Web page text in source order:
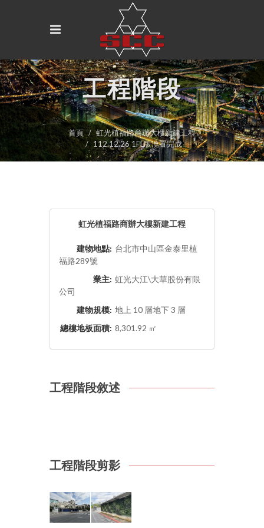
工程階段
首頁
虹光植福路商辦大樓新建工程
112.12.26 1FL版澆置完成
虹光植福路商辦大樓新建工程
建物地點: 台北市中山區金泰里植
福路289號
業主: 虹光大江\大華股份有限
公司
建物規模: 地上 10 層地下 3 層
總樓地板面積: 8,301.92 ㎡
工程階段敘述
工程階段剪影